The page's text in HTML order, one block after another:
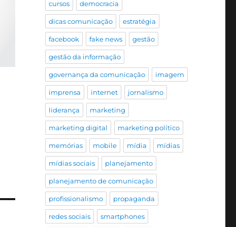
cursos democracia
dicas comunicação estratégia
facebook fake news gestão
gestão da informação
governança da comunicação imagem
imprensa internet jornalismo
liderança marketing
marketing digital marketing político
memórias mobile mídia mídias
mídias sociais planejamento
planejamento de comunicação
profissionalismo propaganda
redes sociais smartphones